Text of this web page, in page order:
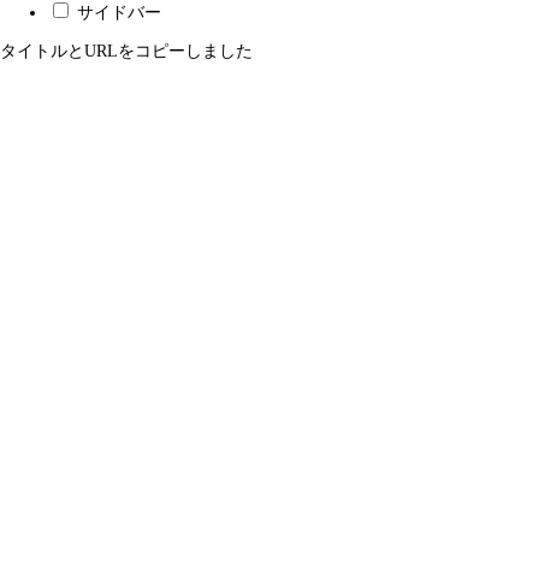
サイドバー
タイトルとURLをコピーしました